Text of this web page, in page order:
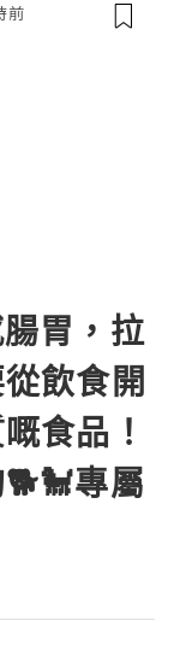
前
胃，拉
飲食開
食品！
專屬